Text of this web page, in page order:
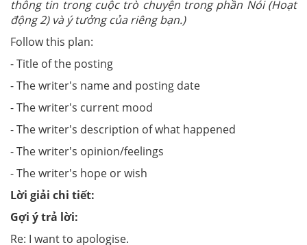
thông tin trong cuộc trò chuyện trong phần Nói (Hoạt
động 2) và ý tưởng của riêng bạn.)
Follow this plan:
- Title of the posting
- The writer's name and posting date
- The writer's current mood
- The writer's description of what happened
- The writer's opinion/feelings
- The writer's hope or wish
Lời giải chi tiết:
Gợi ý trả lời:
Re: I want to apologise.